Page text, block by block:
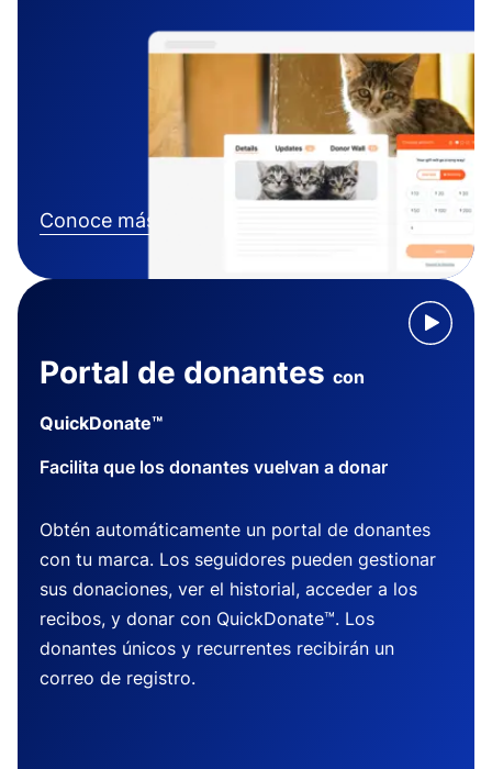
Conoce más
Portal de donantes con
QuickDonate™
Facilita que los donantes vuelvan a donar
Obtén automáticamente un portal de donantes
con tu marca. Los seguidores pueden gestionar
sus donaciones, ver el historial, acceder a los
recibos, y donar con QuickDonate™. Los
donantes únicos y recurrentes recibirán un
correo de registro.